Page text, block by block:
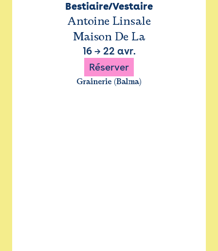
Bestiaire/Vestaire
Antoine Linsale
Maison De La
16→ 22 avr.
Réserver
Grainerie (Balma)